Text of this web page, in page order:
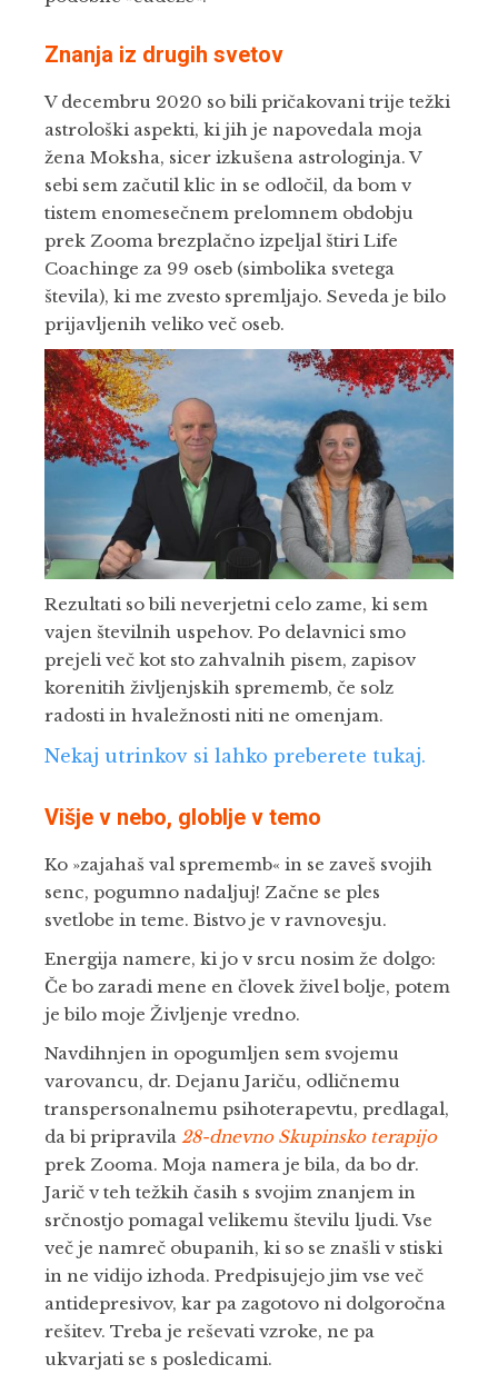
Znanja iz drugih svetov
V decembru 2020 so bili pričakovani trije težki
astrološki aspekti, ki jih je napovedala moja
žena Moksha, sicer izkušena astrologinja. V
sebi sem začutil klic in se odločil, da bom v
tistem enomesečnem prelomnem obdobju
prek Zooma brezplačno izpeljal štiri Life
Coachinge za 99 oseb (simbolika svetega
števila), ki me zvesto spremljajo. Seveda je bilo
prijavljenih veliko več oseb.
Rezultati so bili neverjetni celo zame, ki sem
vajen številnih uspehov. Po delavnici smo
prejeli več kot sto zahvalnih pisem, zapisov
korenitih življenjskih sprememb, če solz
radosti in hvaležnosti niti ne omenjam.
Nekaj utrinkov si lahko preberete tukaj.
Višje v nebo, globlje v temo
Ko »zajahaš val sprememb« in se zaveš svojih
senc, pogumno nadaljuj! Začne se ples
svetlobe in teme. Bistvo je v ravnovesju.
Energija namere, ki jo v srcu nosim že dolgo:
Če bo zaradi mene en človek živel bolje, potem
je bilo moje Življenje vredno.
Navdihnjen in opogumljen sem svojemu
varovancu, dr. Dejanu Jariču, odličnemu
transpersonalnemu psihoterapevtu, predlagal,
da bi pripravila 28-dnevno Skupinsko terapijo
prek Zooma. Moja namera je bila, da bo dr.
Jarič v teh težkih časih s svojim znanjem in
srčnostjo pomagal velikemu številu ljudi. Vse
več je namreč obupanih, ki so se znašli v stiski
in ne vidijo izhoda. Predpisujejo jim vse več
antidepresivov, kar pa zagotovo ni dolgoročna
rešitev. Treba je reševati vzroke, ne pa
ukvarjati se s posledicami.